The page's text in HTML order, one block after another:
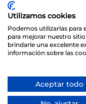
Sitio web creado por
© 2026 Club
Utilizamos cookies
Podemos utilizarlas para
para mejorar nuestro
brindarle una excelente
información sobre las
Aceptar todo